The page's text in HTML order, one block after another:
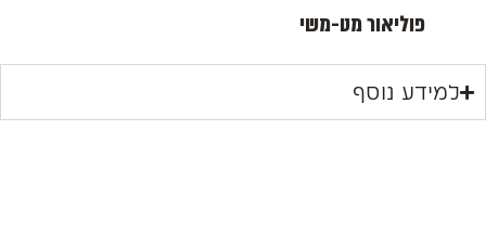
פוליאור מט-משי
למידע נוסף